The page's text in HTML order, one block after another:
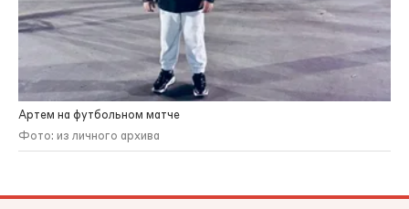
Артем на футбольном матче
Фото: из личного архива